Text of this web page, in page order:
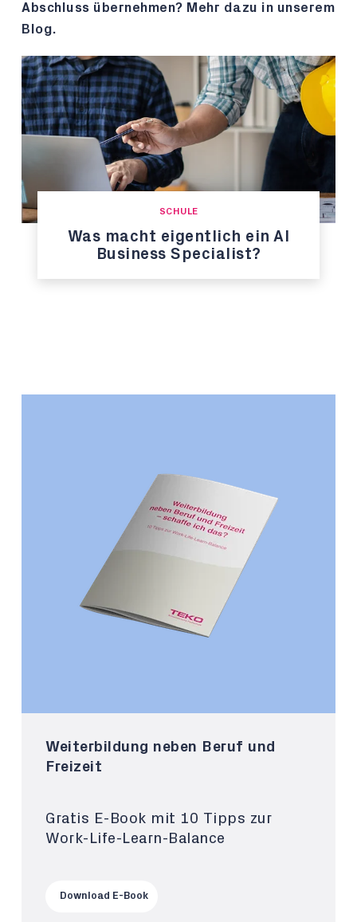
Abschluss übernehmen? Mehr dazu in unserem
Blog.
SCHULE
Was macht eigentlich ein AI
Business Specialist?
Weiterbildung neben Beruf und
Freizeit
Gratis E-Book mit 10 Tipps zur
Work-Life-Learn-Balance
Download E-Book